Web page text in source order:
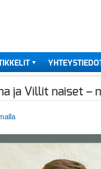
ja Villit naiset –